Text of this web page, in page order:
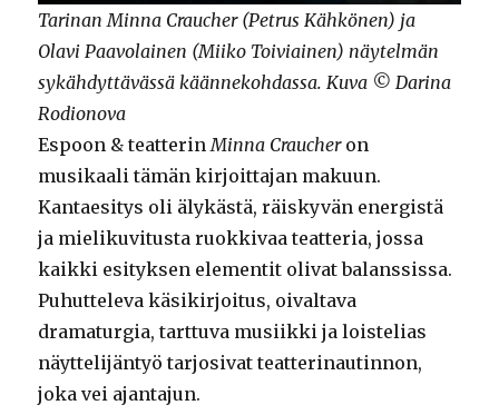
Tarinan Minna Craucher (Petrus Kähkönen) ja
Olavi Paavolainen (Miiko Toiviainen) näytelmän
sykähdyttävässä käännekohdassa. Kuva © Darina
Rodionova
Espoon & teatterinMinna Craucheron
musikaali tämän kirjoittajan makuun.
Kantaesitys oli älykästä, räiskyvän energistä
ja mielikuvitusta ruokkivaa teatteria, jossa
kaikki esityksen elementit olivat balanssissa.
Puhutteleva käsikirjoitus, oivaltava
dramaturgia, tarttuva musiikki ja loistelias
näyttelijäntyö tarjosivat teatterinautinnon,
joka vei ajantajun.